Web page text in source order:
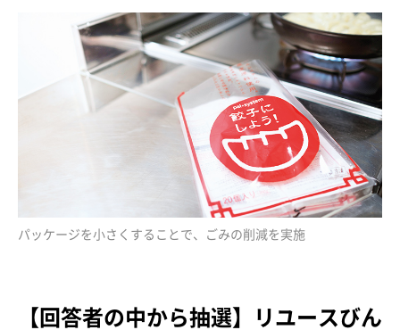
パッケージを小さくすることで、ごみの削減を実施
【回答者の中から抽選】リユースびん